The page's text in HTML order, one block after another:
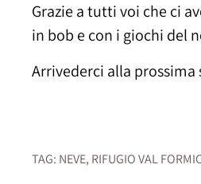
Grazie a tutti voi che ci
in bob e con i giochi del
Arrivederci alla
TAG: NEVE, RIFUGIO VAL